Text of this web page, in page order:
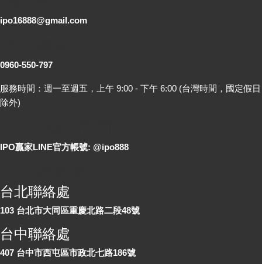
ipo16888@gmail.com
0960-550-797
服務時間：週一至週五，上午 9:00 - 下午 6:00 (台灣時間，國定假日
除外)
IPO贏家LINE官方帳號: @ipo888
台北聯絡處
103 台北市大同區重慶北路二段48號
台中聯絡處
407 台中市西屯區市政北七路186號